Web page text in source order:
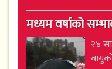
मध्यम वर्षाको
२४